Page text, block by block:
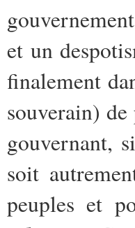
et un
finalement
souverain)
gouvernant,
soit
peuples et